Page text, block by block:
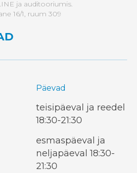
ja auditooriumis.
16/1, ruum 309
Päevad
teisipäeval ja reedel
18:30-21:30
esmaspäeval ja
neljapäeval 18:30-
21:30